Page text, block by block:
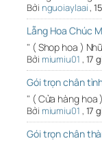
Bởi nguoiaylaai,
Lẵng Hoa Chúc
" ( Shop hoa )
Bởi miumiu01 , 17
Gói trọn chân
" ( Cửa hàng hoa
Bởi miumiu01 , 17
Gói trọn chân